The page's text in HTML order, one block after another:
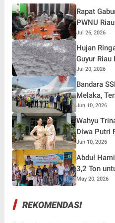
‎Rapat
PWNU
serta
Jombang
Jul 26, 2026
Hujan
Guyur
Turun Jadi
Jul 20, 2026
Bandara
Melaka,
Jun 10, 2026
Wahyu
Diwa Putri
Provinsi Riau
Jun 10, 2026
Abdul
3,2 Ton
May 20, 2026
REKOMENDASI